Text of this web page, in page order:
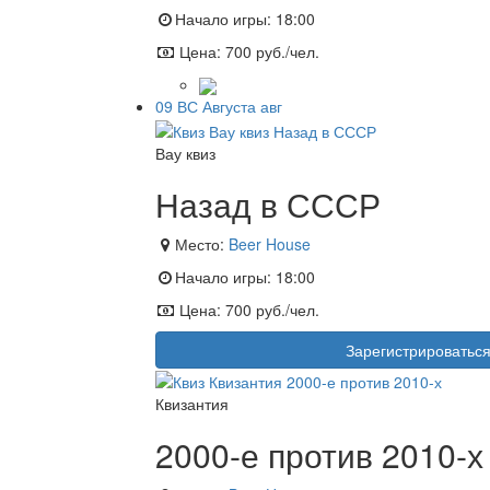
Начало игры: 18:00
Цена: 700 руб./чел.
09 ВС Августа авг
Вау квиз
Назад в СССР
Место: Beer House
Начало игры: 18:00
Цена: 700 руб./чел.
Зарегистрироваться
Квизантия
2000-е против 2010-х